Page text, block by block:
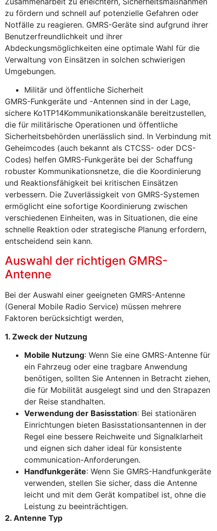
zu fördern und schnell auf potenzielle Gefahren oder
Notfälle zu reagieren. GMRS-Geräte sind aufgrund ihrer
Benutzerfreundlichkeit und ihrer
Abdeckungsmöglichkeiten eine optimale Wahl für die
Verwaltung von Einsätzen in solchen schwierigen
Umgebungen.
Militär und öffentliche Sicherheit
GMRS-Funkgeräte und -Antennen sind in der Lage,
sichere Ko1TP14Kommunikationskanäle bereitzustellen,
die für militärische Operationen und öffentliche
Sicherheitsbehörden unerlässlich sind. In Verbindung mit
Geheimcodes (auch bekannt als CTCSS- oder DCS-
Codes) helfen GMRS-Funkgeräte bei der Schaffung
robuster Kommunikationsnetze, die die Koordinierung
und Reaktionsfähigkeit bei kritischen Einsätzen
verbessern. Die Zuverlässigkeit von GMRS-Systemen
ermöglicht eine sofortige Koordinierung zwischen
verschiedenen Einheiten, was in Situationen, die eine
schnelle Reaktion oder strategische Planung erfordern,
entscheidend sein kann.
Auswahl der richtigen GMRS-
Antenne
Bei der Auswahl einer geeigneten GMRS-Antenne
(General Mobile Radio Service) müssen mehrere
Faktoren berücksichtigt werden,
1. Zweck der Nutzung
Mobile Nutzung: Wenn Sie eine GMRS-Antenne für
ein Fahrzeug oder eine tragbare Anwendung
benötigen, sollten Sie Antennen in Betracht ziehen,
die für Mobilität ausgelegt sind und den Strapazen
der Reise standhalten.
Verwendung der Basisstation: Bei stationären
Einrichtungen bieten Basisstationsantennen in der
Regel eine bessere Reichweite und Signalklarheit
und eignen sich daher ideal für konsistente
communication-Anforderungen.
Handfunkgeräte: Wenn Sie GMRS-Handfunkgeräte
verwenden, stellen Sie sicher, dass die Antenne
leicht und mit dem Gerät kompatibel ist, ohne die
Leistung zu beeinträchtigen.
2. Antenne Typ